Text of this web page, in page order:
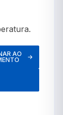
AO
→